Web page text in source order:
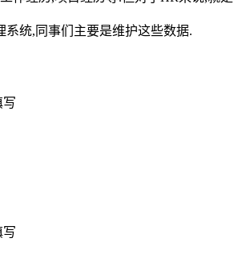
统,同事们主要是维护这些数据.
写
写